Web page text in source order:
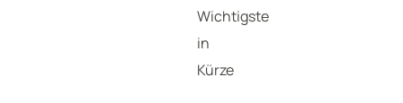
Wichtigste
in
Kürze